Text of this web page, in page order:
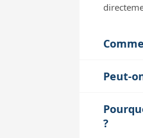
Peut-
d'une
?